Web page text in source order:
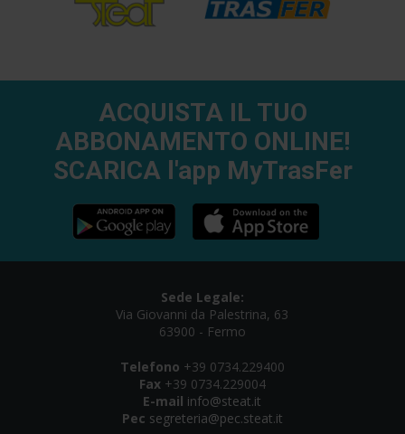
ACQUISTA IL TUO
ABBONAMENTO ONLINE!
SCARICA l'app MyTrasFer
Sede Legale:
Via Giovanni da Palestrina, 63
63900 - Fermo
Telefono +39 0734.229400
Fax+39 0734.229004
E-mail info@steat.it
Pec segreteria@pec.steat.it